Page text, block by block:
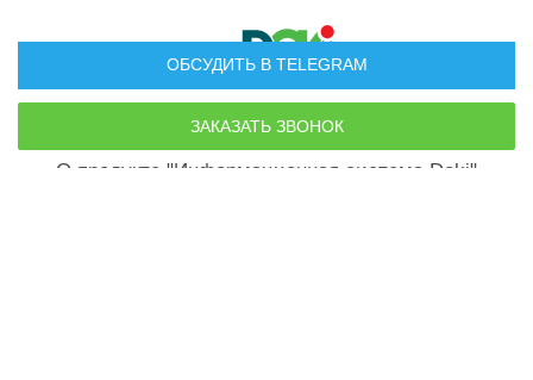
Руководство пользователя
О продукте "Информационная система Doki"
ОБСУДИТЬ В TELEGRAM